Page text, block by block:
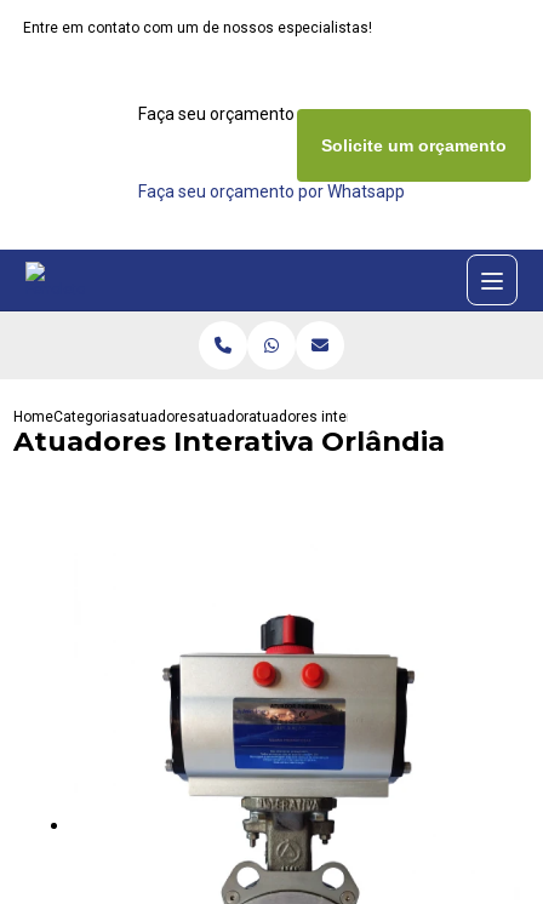
Entre em contato com um de nossos especialistas!
Faça seu orçamento agora mesmo
Faça seu orçamento por Whatsapp
Solicite um orçamento
HomeCategoriasatuadoresatuadoratuadores interativa orlandia
Atuadores Interativa Orlândia